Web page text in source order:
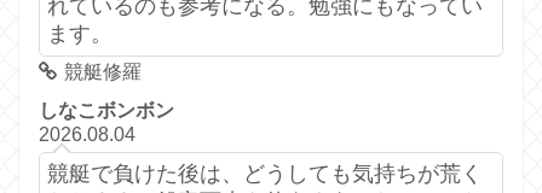
れているのも参考になる。勉強にもなってい
ます。
競艇修羅
しなこボンボン
2026.08.04
競艇で負けた後は、どうしても気持ちが荒く